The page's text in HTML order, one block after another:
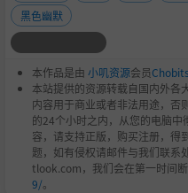
黑色幽默
本作品是由 小叽资源会员Chobits
本站提供的资源转载自国内外各
内容用于商业或者非法用途，否
的24个小时之内，从您的电脑
容，请支持正版，购买注册，得
题，如有侵权请邮件与我们联系
tlook.com，我们会在第一时间
9/。